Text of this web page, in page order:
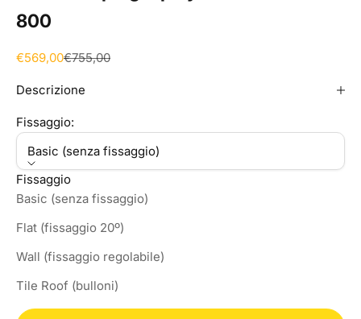
800
Prezzo scontato
€569,00Prezzo
€755,00
Descrizione
Fissaggio:
Basic (senza fissaggio)
Fissaggio
Basic (senza fissaggio)
Flat (fissaggio 20º)
Wall (fissaggio regolabile)
Tile Roof (bulloni)